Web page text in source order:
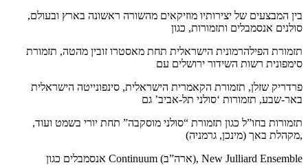
בין המבצעים של יצירותיו מוזיקאים מהשורה ראשונה בארץ ובעולם,
סולנים אנסמבלים ותזמורות, כגון
תזמורת הפילהרמונית הישראלית תחת מאסטרו זובין מהטה, תזמורת
סימפונית רשות השידור ירושלים עם
פרדריק שזלן, תזמורת הקאמרית הישראלית, סינפונייטה הישראלית
באר-שבע, תזמורות ‘סולני תל-אביב’ גם
תזמורות בחו”ל כגון תזמורת “סולני מוסקבה” תחת יורי בשמט ועוד,
מקהלת באך (מינכן, גרמניה),
אנסמבלים כגון Continuum (ארה”ב), New Julliard Ensemble